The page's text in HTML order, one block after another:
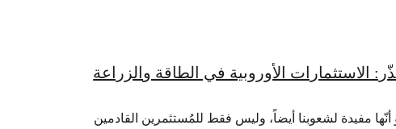
الاستثمارات الأوروبية في الطاقة والزراعة
مفيدة لشعوبنا أيضاً، وليس فقط للمُستثمرين القادمين